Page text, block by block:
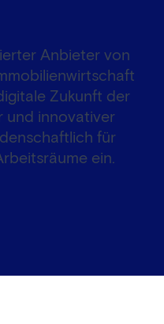
Anbieter von
Zukunft der
und innovativer
für
ein.